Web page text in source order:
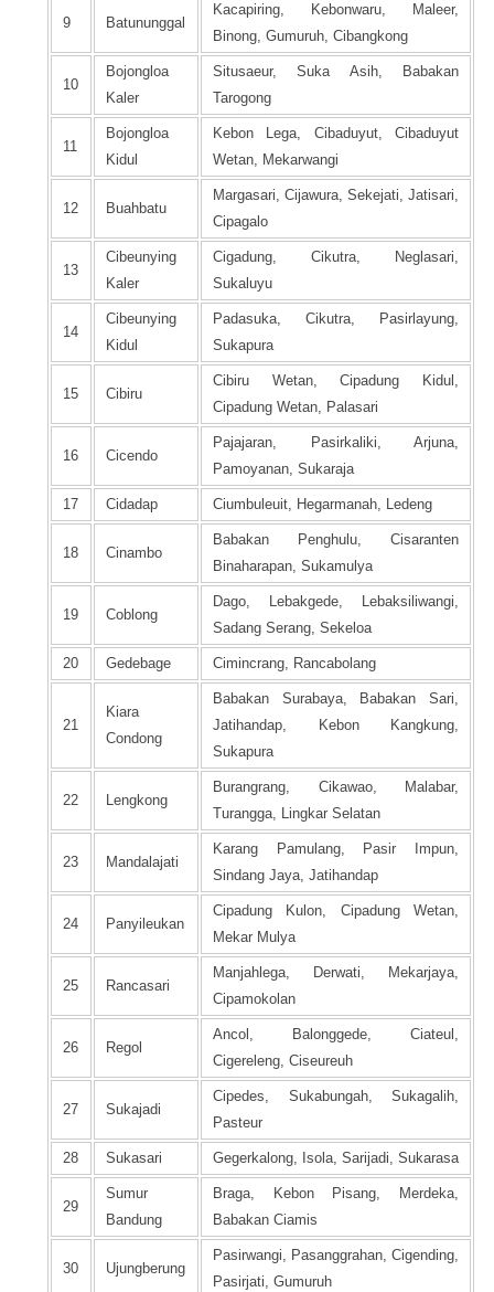
9 Batununggal
Kacapiring, Kebonwaru, Maleer,
Binong, Gumuruh, Cibangkong
10
Bojongloa
Kaler
Situsaeur, Suka Asih, Babakan
Tarogong
11
Bojongloa
Kidul
Kebon Lega, Cibaduyut, Cibaduyut
Wetan, Mekarwangi
12 Buahbatu
Margasari, Cijawura, Sekejati, Jatisari,
Cipagalo
13
Cibeunying
Kaler
Cigadung, Cikutra, Neglasari,
Sukaluyu
14
Cibeunying
Kidul
Padasuka, Cikutra, Pasirlayung,
Sukapura
15 Cibiru
Cibiru Wetan, Cipadung Kidul,
Cipadung Wetan, Palasari
16 Cicendo
Pajajaran, Pasirkaliki, Arjuna,
Pamoyanan, Sukaraja
17 Cidadap Ciumbuleuit, Hegarmanah, Ledeng
18 Cinambo
Babakan Penghulu, Cisaranten
Binaharapan, Sukamulya
19 Coblong
Dago, Lebakgede, Lebaksiliwangi,
Sadang Serang, Sekeloa
20 Gedebage Cimincrang, Rancabolang
21
Kiara
Condong
Babakan Surabaya, Babakan Sari,
Jatihandap, Kebon Kangkung,
Sukapura
22 Lengkong
Burangrang, Cikawao, Malabar,
Turangga, Lingkar Selatan
23 Mandalajati
Karang Pamulang, Pasir Impun,
Sindang Jaya, Jatihandap
24 Panyileukan
Cipadung Kulon, Cipadung Wetan,
Mekar Mulya
25 Rancasari
Manjahlega, Derwati, Mekarjaya,
Cipamokolan
26 Regol
Ancol, Balonggede, Ciateul,
Cigereleng, Ciseureuh
27 Sukajadi
Cipedes, Sukabungah, Sukagalih,
Pasteur
28 Sukasari Gegerkalong, Isola, Sarijadi, Sukarasa
29
Sumur
Bandung
Braga, Kebon Pisang, Merdeka,
Babakan Ciamis
30 Ujungberung
Pasirwangi, Pasanggrahan, Cigending,
Pasirjati, Gumuruh